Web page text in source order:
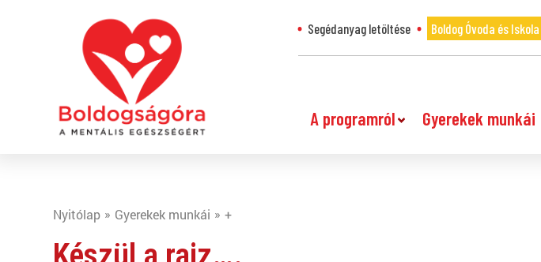
Segédanyag letöltése Boldog Óvoda és
A programról Gyerekek munkái
Nyitólap Gyerekek munkái +